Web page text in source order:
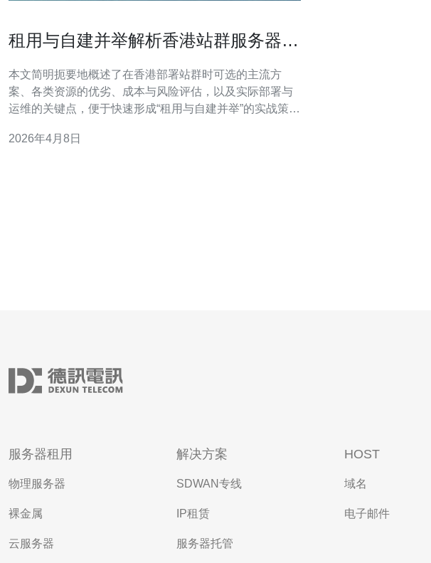
租用与自建并举解析香港站群服务器种
本文简明扼要地概述了在香港部署站群时可选的主流方
案、各类资源的优劣、成本与风险评估，以及实际部署与
运维的关键点，便于快速形成“租用与自建并举”的实战策
共享主机、香港VPS、独立服务器（物理机）、托管机房
2026年4月8日
服务器租用
物理服务器
裸金属
云服务器
解决方案
SDWAN专线
IP租赁
服务器托管
HOST
域名
电子邮件